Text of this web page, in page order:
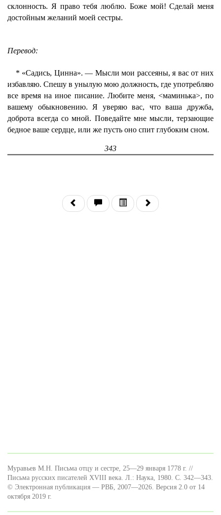
склонность. Я право тебя люблю. Боже мой! Сделай меня
достойным желаний моей сестры.
Перевод:
* «Садись, Цинна». — Мысли мои рассеяны, я вас от них
избавляю. Спешу в унылую мою должность, где употребляю
все время на иное писание. Любите меня, <маминька>, по
вашему обыкновению. Я уверяю вас, что ваша дружба,
доброта всегда со мной. Поведайте мне мысли, терзающие
бедное ваше сердце, или же пусть оно спит глубоким сном.
343
Муравьев М.Н. Письма отцу и сестре, 25—29 января 1778 г. //
Письма русских писателей XVIII века. Л.: Наука, 1980. С. 342—343.
© Электронная публикация — РВБ, 2007—2026. Версия 2.0 от 14
октября 2019 г.